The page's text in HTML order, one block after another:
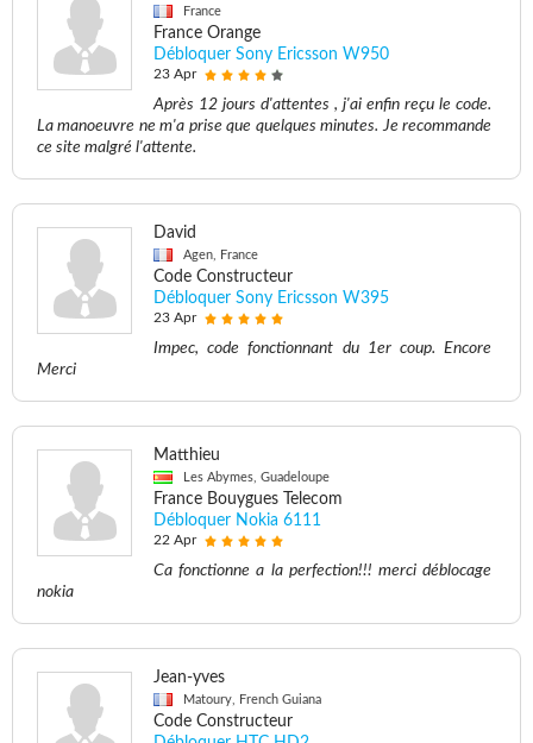
France
France Orange
Débloquer Sony Ericsson W950
23 Apr
Après 12 jours d'attentes , j'ai enfin reçu le code.
La manoeuvre ne m'a prise que quelques minutes. Je recommande
ce site malgré l'attente.
David
Agen, France
Code Constructeur
Débloquer Sony Ericsson W395
23 Apr
Impec, code fonctionnant du 1er coup. Encore
Merci
Matthieu
Les Abymes, Guadeloupe
France Bouygues Telecom
Débloquer Nokia 6111
22 Apr
Ca fonctionne a la perfection!!! merci déblocage
nokia
Jean-yves
Matoury, French Guiana
Code Constructeur